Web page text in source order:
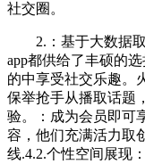
社交圈。
2.：基于大数据取
app都供给了丰硕的
的中享受社交乐趣。
保举抢手从播取话题
验。：成为会员即可
容，他们充满活力取
线.4.2.个性空间展现